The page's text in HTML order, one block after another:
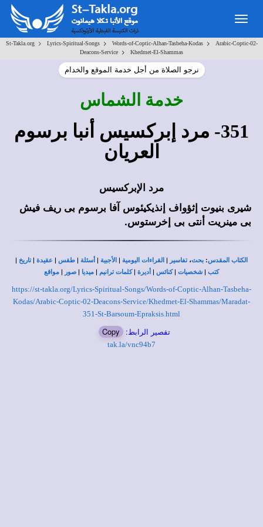
St-Takla.org> Lyrics-Spiritual-Songs> Words-of-Coptic-Alhan-Tasbeha-Kodas>
Arabic-Coptic-02-
Deacons-Service
> Khedmet-El-Shammas
نرجو الصلاة من أجل خدمة الموقع والخدام
خدمة الشماس
351- مرد إبركسيس أنبا برسوم
العريان
مرد الإبركسيس
شيرى بنيوت إثؤواف إنذيكيئوس آفا برسوم بى ريف فيش
بى مينريت أنتى بى إخرستوس.
الكتاب المقدس: بحث،تفاسير | القراءات اليومية | الأجبية | أسئلة | طقس | عقيدة |تاريخ |
كتب | شخصيات |كنائس | أديرة |كلمات ترانيم | ميديا | صور | مواقع
https://st-takla.org/Lyrics-Spiritual-Songs/Words-of-Coptic-Alhan-Tasbeha-
Kodas/Arabic-Coptic-02-Deacons-Service/Khedmet-El-Shammas/Maradat-
351-St-Barsoum-Epraksis.html
تقصير الرابط: Copy
tak.la/vnc94b7